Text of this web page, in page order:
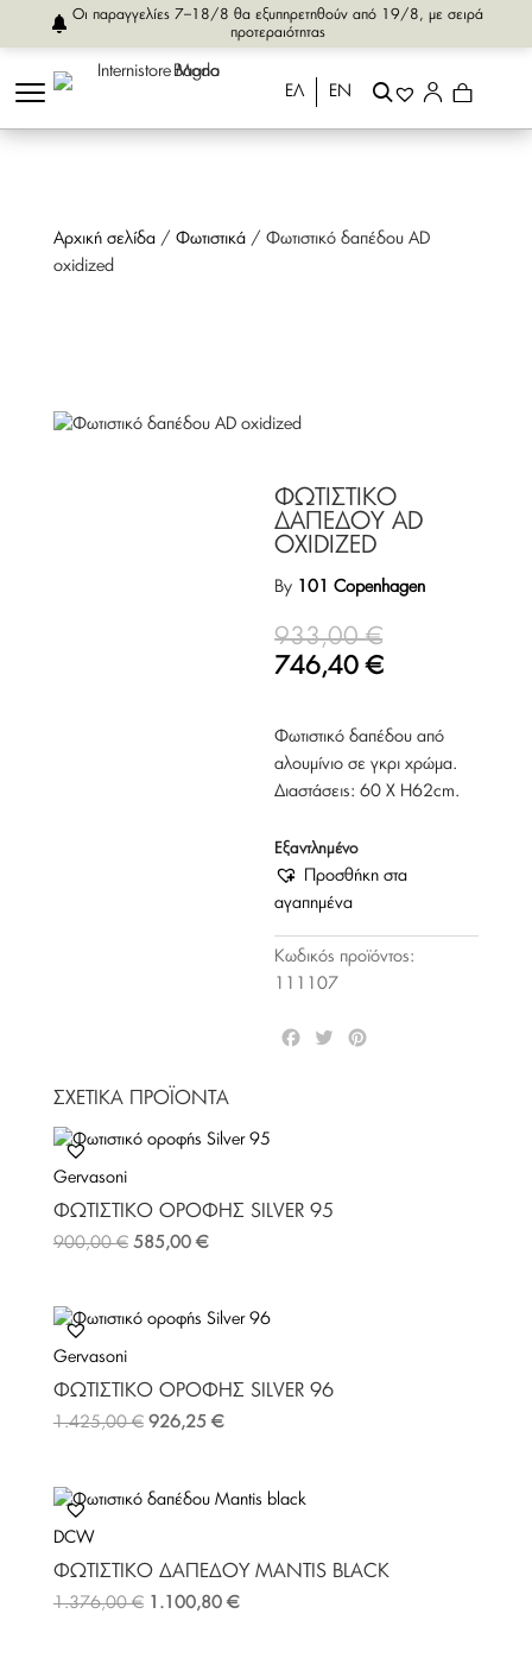
Οι παραγγελίες 7–18/8 θα εξυπηρετηθούν από 19/8, με σειρά
προτεραιότητας
ΕΛ ΕΝ
Αρχική σελίδα/ Φωτιστικά/ Φωτιστικό δαπέδου AD
oxidized
ΦΩΤΙΣΤΙΚΟ
ΔΑΠΕΔΟΥ AD
OXIDIZED
By 101 Copenhagen
933,00€
746,40€
Φωτιστικό δαπέδου από
αλουμίνιο σε γκρι χρώμα.
Διαστάσεις: 60 Χ Η62cm.
Εξαντλημένο
Προσθήκη στα
αγαπημένα
Κωδικός προϊόντος:
111107
k
ΣΧΕΤΙΚΆ ΠΡΟΪΌΝΤΑ
Gervasoni
ΦΩΤΙΣΤΙΚΌ ΟΡΟΦΉΣ SILVER 95
900,00€ 585,00 €
Gervasoni
ΦΩΤΙΣΤΙΚΌ ΟΡΟΦΉΣ SILVER 96
1.425,00€ 926,25 €
DCW
ΦΩΤΙΣΤΙΚΌ ΔΑΠΈΔΟΥ MANTIS BLACK
1.376,00€ 1.100,80 €